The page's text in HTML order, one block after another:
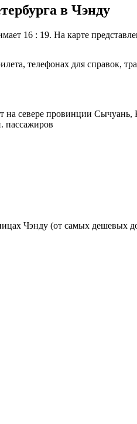
в Чэнду
16 : 19. На карте
телефонах для справок,
провинции Сычуань,
пассажиров
Чэнду (от самых дешевых